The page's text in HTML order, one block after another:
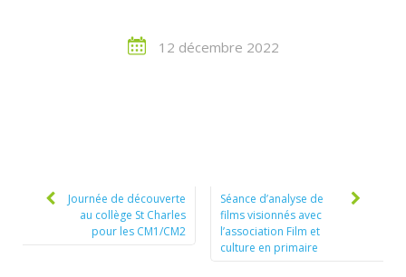
12 décembre 2022
navigationJournée de découverte
au collège St Charles
pour les CM1/CM2
Séance d’analyse de
films visionnés avec
l’association Film et
culture en primaire